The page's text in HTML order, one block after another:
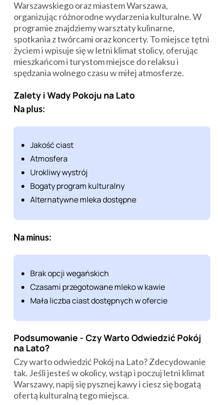
Warszawskiego oraz miastem Warszawa,
organizując różnorodne wydarzenia kulturalne. W
programie znajdziemy warsztaty kulinarne,
spotkania z twórcami oraz koncerty. To miejsce tętni
życiem i wpisuje się w letni klimat stolicy, oferując
mieszkańcom i turystom miejsce do relaksu i
spędzania wolnego czasu w miłej atmosferze.
Zalety i Wady Pokoju na Lato
Na plus:
Jakość ciast
Atmosfera
Urokliwy wystrój
Bogaty program kulturalny
Alternatywne mleka dostępne
Na minus:
Brak opcji wegańskich
Czasami przegotowane mleko w kawie
Mała liczba ciast dostępnych w ofercie
Podsumowanie - Czy Warto Odwiedzić Pokój
na Lato?
Czy warto odwiedzić Pokój na Lato? Zdecydowanie
tak. Jeśli jesteś w okolicy, wstąp i poczuj letni klimat
Warszawy, napij się pysznej kawy i ciesz się bogatą
ofertą kulturalną tego miejsca.